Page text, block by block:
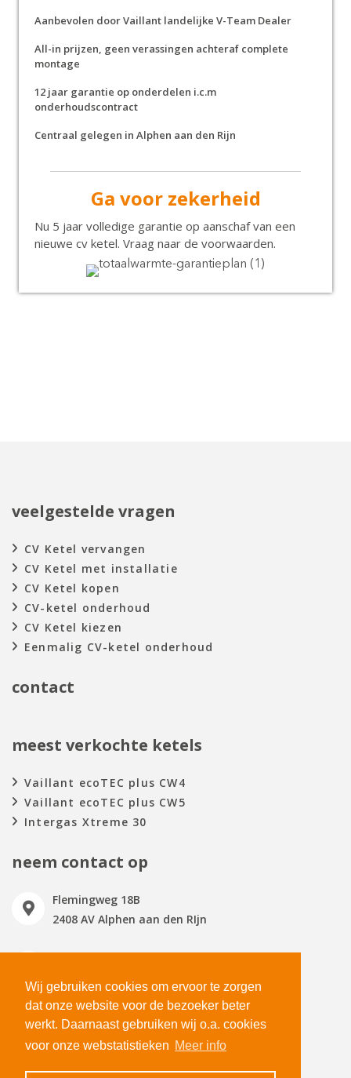
Wij gebruiken cookies om ervoor te zorgen
dat onze website voor de bezoeker beter
werkt. Daarnaast gebruiken wij o.a. cookies
voor onze webstatistieken Meer info
Aanbevolen door Vaillant landelijke V-Team Dealer
All-in prijzen, geen verassingen achteraf complete
montage
12 jaar garantie op onderdelen i.c.m
onderhoudscontract
Centraal gelegen in Alphen aan den Rijn
Ga voor zekerheid
Nu 5 jaar volledige garantie op aanschaf van een
nieuwe cv ketel. Vraag naar de voorwaarden.
veelgestelde vragen
CV Ketel vervangen
CV Ketel met installatie
CV Ketel kopen
CV-ketel onderhoud
CV Ketel kiezen
Eenmalig CV-ketel onderhoud
contact
meest verkochte ketels
Vaillant ecoTEC plus CW4
Vaillant ecoTEC plus CW5
Intergas Xtreme 30
neem contact op
Flemingweg 18B
2408 AV Alphen aan den RIjn
verkoop@totaalwarmte.nl
Maandag t/m vrijdag
09:00 - 17:00